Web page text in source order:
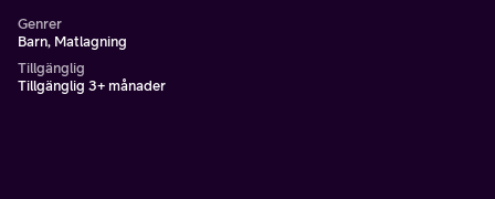
Genrer
Barn, Matlagning
Tillgänglig
Tillgänglig 3+ månader